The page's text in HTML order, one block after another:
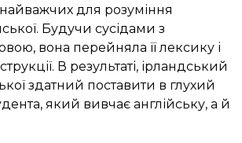
найважчих для розуміння
Будучи сусідами з
вона перейняла її лексику і
В результаті, ірландський
здатний поставити в глухий
який вивчає англійську, а й